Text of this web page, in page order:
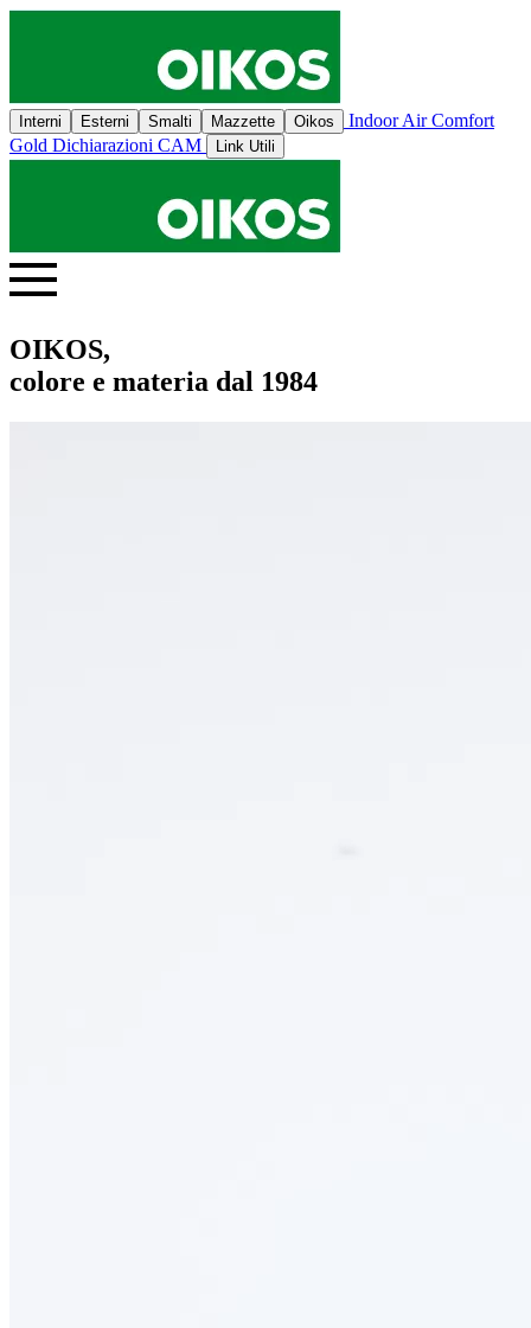
Interni Esterni Smalti Mazzette Oikos
Indoor Air Comfort
Gold Dichiarazioni CAM Link Utili
OIKOS,
colore e materia dal 1984